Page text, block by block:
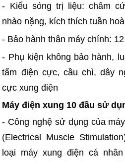
- Kiểu sóng trị liệu: châm
nhào nặng, kích thích tuần
- Bảo hành thân máy chính:
- Phụ kiện không bảo hành,
tấm điện cực, cầu chì, dây
cực xung điện
Máy điện xung 10 đầu sử
- Công nghệ sử dụng của
(Electrical Muscle
loại máy xung điện cá